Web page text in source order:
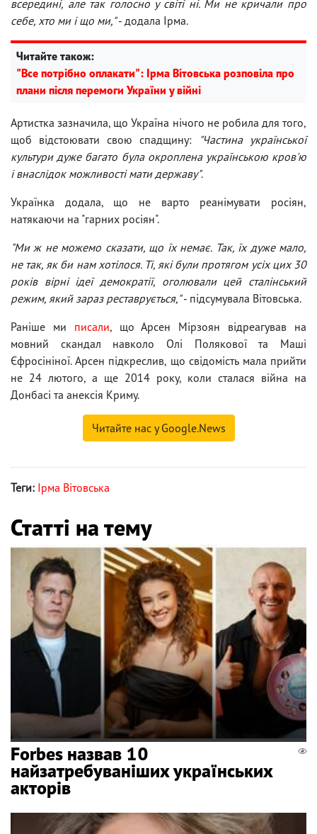
всередині, але так голосно у світі ні. Ми не кричали про
себе, хто ми і що ми,"- додала Ірма.
Читайте також:
"Все потрібно оплакати": Ірма Вітовська розповіла про
плани після перемоги України у війні
Артистка зазначила, що Україна нічого не робила для того,
щоб відстоювати свою спадщину:
"Частина української
культури дуже багато була окроплена українською кров'ю
і внаслідок можливості мати державу".
Українка додала, що не варто реанімувати росіян,
натякаючи на "гарних росіян".
"Ми ж не можемо сказати, що їх немає. Так, їх дуже мало,
не так, як би нам хотілося. Ті, які були протягом усіх цих 30
років вірні ідеї демократії, оголювали цей сталінський
режим, який зараз реставрується,"- підсумувала Вітовська.
Раніше ми писали, що Арсен Мірзоян відреагував на
мовний скандал навколо Олі Полякової та Маші
Єфросініної. Арсен підкреслив, що свідомість мала прийти
не 24 лютого, а ще 2014 року, коли сталася війна на
Донбасі та анексія Криму.
Читайте нас у Google.News
Теги: Ірма Вітовська
Статті на тему
Forbes назвав 10
найзатребуваніших українських
акторів